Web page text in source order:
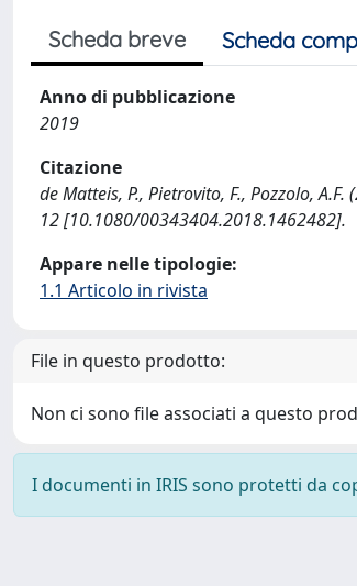
Scheda breve Scheda
Anno di pubblicazione
2019
Citazione
de Matteis, P., Pietrovito, F., Pozzolo,
12 [10.1080/00343404.2018.1462482].
Appare nelle tipologie:
1.1 Articolo in rivista
File in questo prodotto:
Non ci sono file associati a questo
I documenti in IRIS sono protetti da